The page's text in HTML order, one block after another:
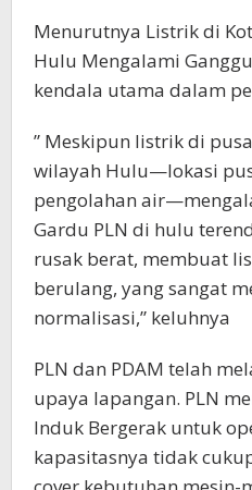
Menurutnya Listrik di
Hulu Mengalami
kendala utama dalam
” Meskipun listrik di
wilayah Hulu—lokasi
pengolahan
Gardu PLN di hulu
rusak berat, membuat
berulang, yang sangat
normalisasi,” keluhnya
PLN dan PDAM telah
upaya lapangan. PLN
Induk Bergerak untuk
kapasitasnya tidak